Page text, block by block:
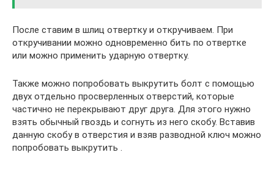
После ставим в шлиц отвертку и откручиваем. При
откручивании можно одновременно бить по отвертке
или можно применить ударную отвертку.
Также можно попробовать выкрутить болт с помощью
двух отдельно просверленных отверстий, которые
частично не перекрывают друг друга. Для этого нужно
взять обычный гвоздь и согнуть из него скобу. Вставив
данную скобу в отверстия и взяв разводной ключ можно
попробовать выкрутить .